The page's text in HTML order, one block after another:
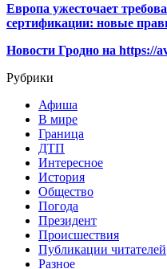
Европа ужесточает
сертификации: новые
Новости Гродно на https://
Рубрики
Афиша
В мире
Граница
ДТП
Интересное
История
Общество
Погода
Президент
Происшествия
Публикации читателей
Разное